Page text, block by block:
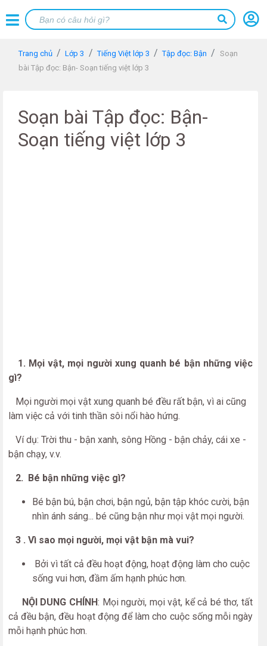
Trang chủ Lớp 3 Tiếng Việt lớp 3 Tập đọc: Bận
Soạn
bài Tập đọc: Bận- Soạn tiếng việt lớp 3
Soạn bài Tập đọc: Bận-
Soạn tiếng việt lớp 3
1. Mọi vật, mọi người xung quanh bé bận những việc
gì?
Mọi người mọi vật xung quanh bé đều rất bận, vì ai cũng
làm việc cả với tinh thần sôi nổi hào hứng.
Ví dụ: Trời thu - bận xanh, sông Hồng - bận chảy, cái xe -
bận chạy, v.v.
2. Bé bận những việc gì?
Bé bận bú, bận chơi, bận ngủ, bận tập khóc cười, bận
nhìn ánh sáng... bé cũng bận như mọi vật mọi người.
3 . Vì sao mọi người, mọi vật bận mà vui?
Bởi vì tất cả đều hoạt động, hoạt động làm cho cuộc
sống vui hơn, đầm ấm hạnh phúc hơn.
NỘI DUNG CHÍNH: Mọi người, mọi vật, kể cả bé thơ, tất
cả đều bận, đều hoạt động để làm cho cuộc sống mỗi ngày
mỗi hạnh phúc hơn.